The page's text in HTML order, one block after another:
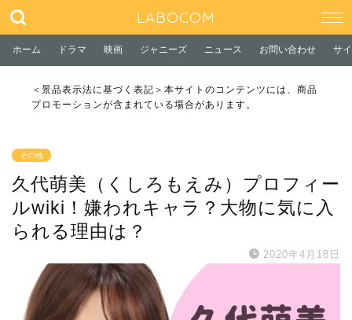
LABOCOM
ホーム ドラマ 映画 ジャニーズ ニュース お問い合わせ サ
＜景品表示法に基づく表記＞本サイトのコンテンツには、商品
プロモーションが含まれている場合があります。
その他
久代萌美（くしろもえみ）プロフィー
ルwiki！嫌われキャラ？大物に気に入
られる理由は？
2020年4月18日